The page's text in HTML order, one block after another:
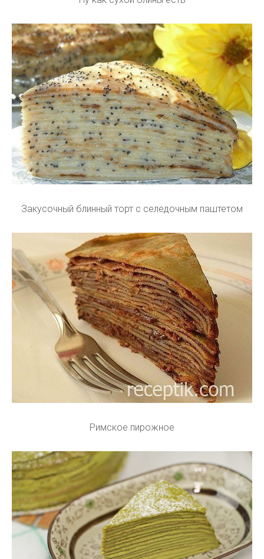
Закусочный блинный торт с селедочным паштетом
Римское пирожное